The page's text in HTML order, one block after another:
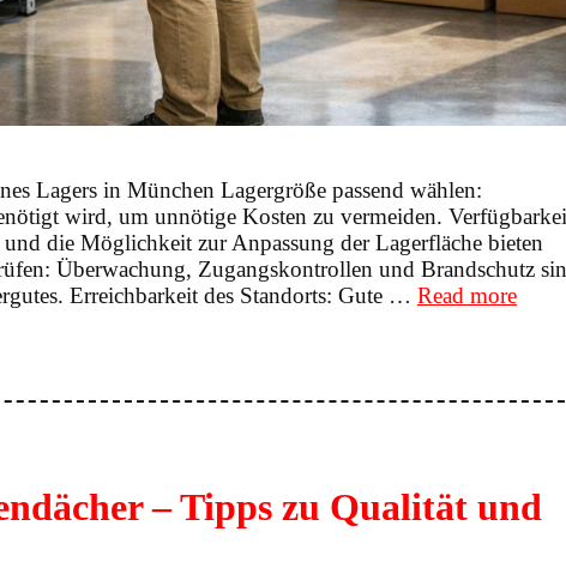
Lagers in München Lagergröße passend wählen:
wird, um unnötige Kosten zu vermeiden.
die Möglichkeit zur Anpassung der Lagerfläche bieten
Überwachung, Zugangskontrollen und Brandschutz
Erreichbarkeit des Standorts: Gute … Read morePlatz
So
– Tipps zu Qualität und